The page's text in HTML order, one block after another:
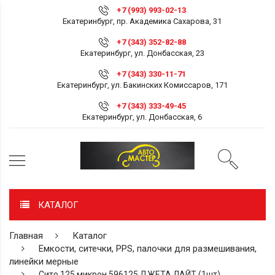
+7 (993) 993-02-13
Екатеринбург, пр. Академика Сахарова, 31
+7 (343) 352-82-88
Екатеринбург, ул. Донбасская, 23
+7 (343) 330-11-71
Екатеринбург, ул. Бакинских Комиссаров, 171
+7 (343) 333-49-45
Екатеринбург, ул. Донбасская, 6
КАТАЛОГ
Главная
Каталог
Емкости, ситечки, PPS, палочки для размешивания,
линейки мерные